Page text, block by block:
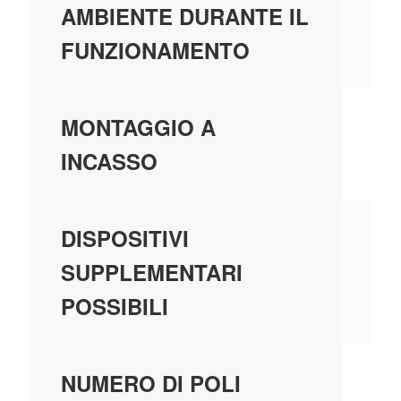
AMBIENTE DURANTE IL
FUNZIONAMENTO
MONTAGGIO A
INCASSO
DISPOSITIVI
SUPPLEMENTARI
POSSIBILI
NUMERO DI POLI